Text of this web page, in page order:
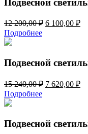
12 200,00₽
200,00 ₽.
6 100,00 ₽
Подробнее
Подвесной
15 240,00₽
240,00 ₽.
7 620,00 ₽
Подробнее
Подвесной